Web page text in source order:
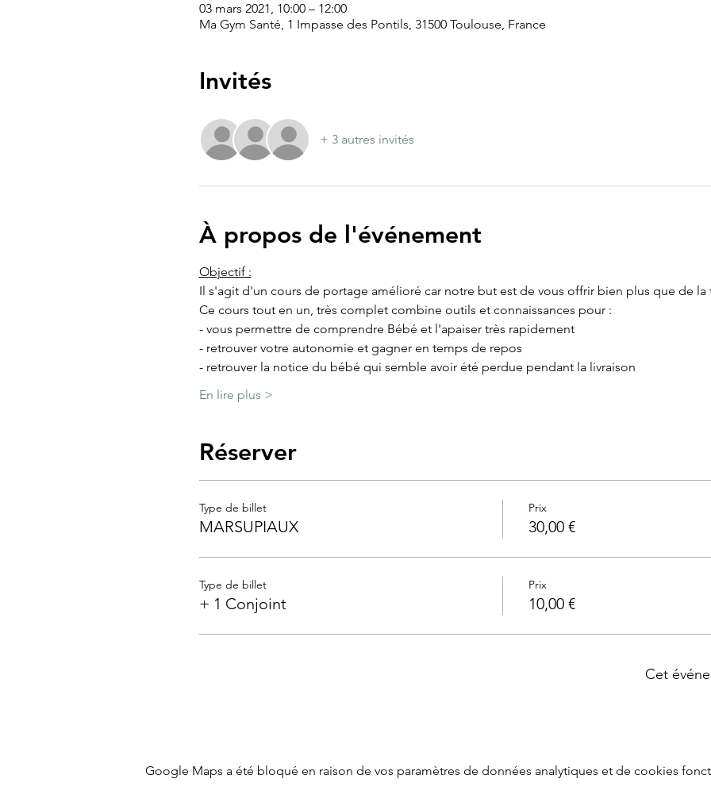
03 mars 2021, 10:00 – 12:00
Ma Gym Santé, 1 Impasse des Pontils, 31500 Toulouse, France
Invités
+ 3 autres invités
À propos de l'événement
Objectif :
Il s'agit d'un cours de portage amélioré car notre but est de vous offrir bien plus que de la
Ce cours tout en un, très complet combine outils et connaissances pour :
- vous permettre de comprendre Bébé et l'apaiser très rapidement
- retrouver votre autonomie et gagner en temps de repos
- retrouver la notice du bébé qui semble avoir été perdue pendant la livraison
En lire plus >
Réserver
Type de billet
MARSUPIAUX
Prix
30,00 €
Type de billet
+ 1 Conjoint
Prix
10,00 €
Cet
Google Maps a été bloqué en raison de vos paramètres de données analytiques et de cookies